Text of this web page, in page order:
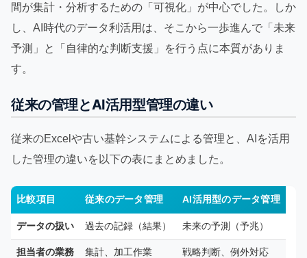
間が集計・分析するための「可視化」が中心でした。しか
し、AI時代のデータ利活用は、そこから一歩進んで「未来
予測」と「自律的な判断支援」を行う点に本質がありま
す。
従来の管理とAI活用型管理の違い
従来のExcelや古い基幹システムによる管理と、AIを活用
した管理の違いを以下の表にまとめました。
比較項目 従来のデータ管理 AI活用型のデータ管理
データの扱い 過去の記録（結果） 未来の予測（予兆）
担当者の業務 集計、加工作業 戦略判断、例外対応